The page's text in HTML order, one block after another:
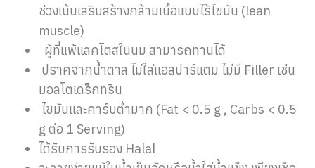
ช่วงเน้นเสริมสร้างกล้ามเนื้อแบบไร้ไขมัน (lean
muscle)
ผู้ที่แพ้แลคโตสในนม สามารถทานได้
ปราศจากน้ำตาล ไม่ใส่แอสปาร์แตม ไม่มี Filler เช่น
มอลโตเดร็กทริน
ไขมันและคาร์บต่ำมาก (Fat < 0.5 g , Carbs < 0.5
g ต่อ 1 Serving)
ได้รับการรับรอง Halal